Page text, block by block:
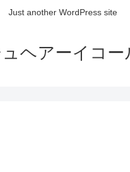
Just another WordPress site
ヘアーイコー